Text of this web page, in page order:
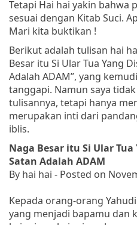
Tetapi Hai hai yakin bahwa
sesuai dengan Kitab Suci.
Mari kita buktikan !
Berikut adalah tulisan hai
Besar itu Si Ular Tua Yang
Adalah ADAM”, yang
tanggapi. Namun saya
tulisannya, tetapi hanya
merupakan inti dari
iblis.
Naga Besar itu Si Ular
Satan Adalah ADAM
By hai hai - Posted on
Kepada orang-orang
yang menjadi bapamu dan